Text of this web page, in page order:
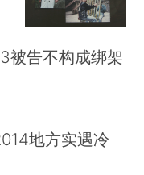
被告不构成绑架
地方实遇冷